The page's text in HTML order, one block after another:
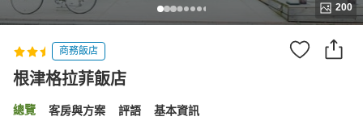
200
商務飯店
根津格拉菲飯店
總覽 客房與方案 評語 基本資訊